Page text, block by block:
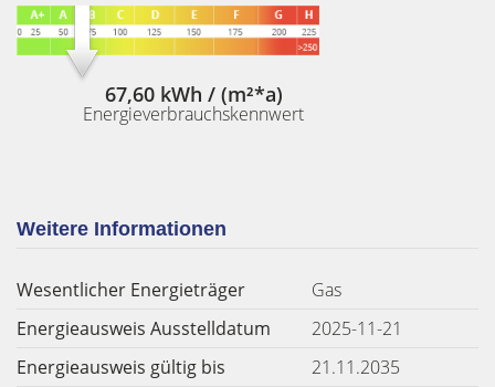
67,60 kWh / (m²*a)
Energieverbrauchskennwert
Weitere Informationen
Wesentlicher Energieträger
Gas
Energieausweis Ausstelldatum
2025-11-21
Energieausweis gültig bis
21.11.2035